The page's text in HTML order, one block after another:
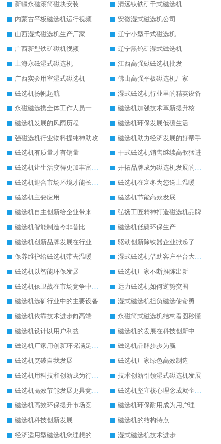
新疆永磁滚筒磁块安装
清远钛铁矿干式磁选机
内蒙古平板磁选机运行视频
安徽湿式磁选机公司
山西湿式磁选机生产厂家
辽宁小型干式磁选机
广西新型铁矿磁机视频
辽宁黑钨矿湿式磁选机
上海永磁湿式磁选机
江西高强磁磁选机批发
广西实验用室湿式磁选机
佛山高强平板磁选机厂家
磁选机扬帆起航
湿式磁选机行业里的精英设备
永磁磁选携全体工作人员一起闯
磁选机加强技术革新提升核心竞争力
磁选机发展的风雨历程
磁选机环保发展低碳生活
强磁选机行业物料提纯神助攻
磁选机助力经济发展的好帮手
磁选机有质量才有销量
干式磁选机销售继续高歌猛进
磁选机让生活变得更加丰富多彩
开拓品牌成为磁选机发展的有效武器
磁选机迎合市场环境才能长远发展
磁选机在寒冬为您送上温暖
磁选机主要应用
磁选机节能高效发展
磁选机自主创新给企业带来了阳光
弘扬工匠精神打造磁选机品牌
磁选机智能制造今非昔比
磁选机低碳环保生产
磁选机创新品牌发展在行业的顶端
驱动创新除铁器企业掀起了发展风暴
保养维护给磁选机带去温暖
湿式磁选机借助客户平台大放异彩
磁选机以智能环保发展
磁选机厂家不断推陈出新
磁选机保卫战在市场竞争中打响
远力磁选机如何逆势突围
磁选机选矿行业中的主要设备
湿式磁选机担负磁选使命勇往直前
磁选机依靠技术进步向高端转型
永磁筒式磁选机结构看图秒懂
磁选机设计以用户利益
磁选机的发展在科技创新中成为焦点
磁选机厂家用创新环保满足市发展
磁选机品牌步步为赢
磁选机突破自我发展
磁选机厂家绿色高效制造
磁选机用科技和创新成为行业中的顶梁柱
技术创新引领湿式磁选机发展
磁选机高效节能发展更具竞争力
磁选机坚守核心理念成就企业辉煌
磁选机高效环保提升市场竞争力
磁选机环保耐用成为用户理想选择
磁选机科技创新发展
磁选机的结构特点
经济适用型磁选机您理想的选择
湿式磁选机技术进步